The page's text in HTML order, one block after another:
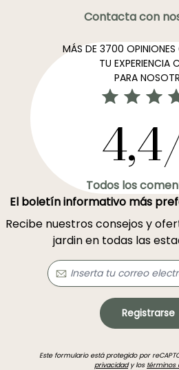
Contacta con
MÁS DE 3700 OPINIONES
TU EXPERIENCIA
PARA
Todos los
El boletín informativo más
Recibe nuestros consejos y
jardin en todas las
Registrarse
Este formulario está protegido por
privacidady los términos